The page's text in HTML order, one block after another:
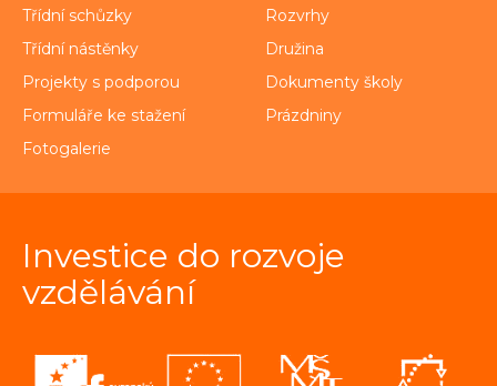
Třídní schůzky
Rozvrhy
Třídní nástěnky
Družina
Projekty s podporou
Dokumenty školy
Formuláře ke stažení
Prázdniny
Fotogalerie
Investice do rozvoje
vzdělávání